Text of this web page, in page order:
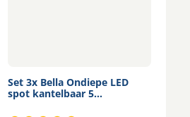
Set 3x Bella Ondiepe LED
spot kantelbaar 5...